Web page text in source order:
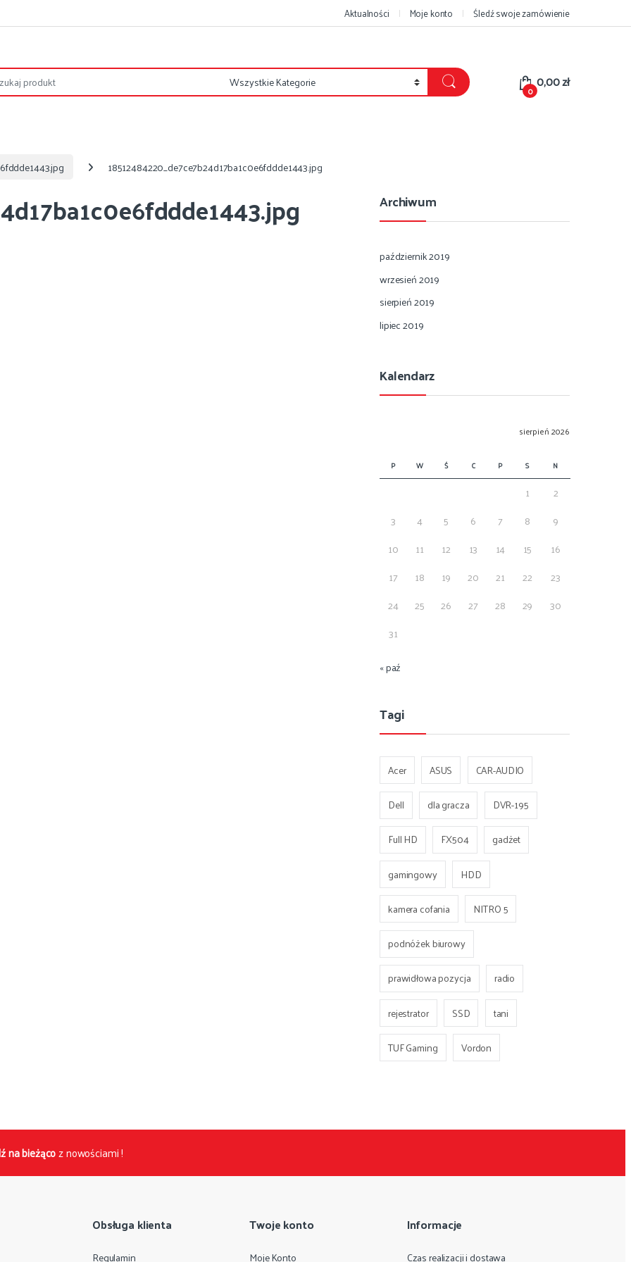
Aktualności Moje konto Śledź swoje zamówienie
0 0,00zł
18512484220_de7ce7b24d17ba1c0e6fddde1443.jpg
Archiwum
październik 2019
wrzesień 2019
sierpień 2019
lipiec 2019
Kalendarz
sierpień 2026
P W Ś C P S N
1
2
3
4 5 6 7 8
9
10
11 12 13 14 15
16
17
18 19 20 21 22
23
24
25 26 27 28 29
30
31
« paź
Tagi
Acer ASUS
CAR-AUDIO
Dell
dla gracza
DVR-195
Full HD
FX504
gadżet
gamingowy
HDD
kamera cofania
NITRO 5
podnóżek biurowy
prawidłowa pozycja
radio
rejestrator
SSD
tani
TUF Gaming
Vordon
na bieżącoz nowościami !
Obsługa klienta
Regulamin
Twoje konto
Moje Konto
Informacje
Czas realizacji i dostawa